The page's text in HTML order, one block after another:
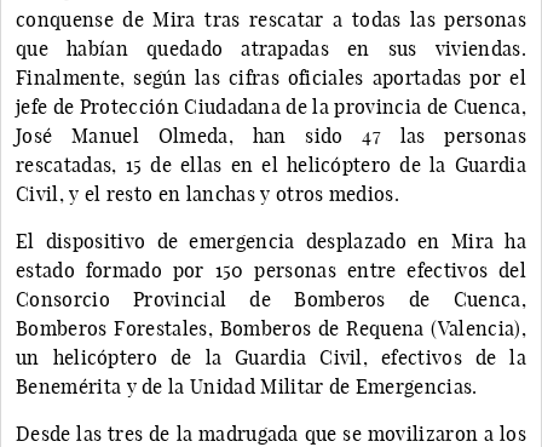
conquense de Mira tras rescatar a todas las personas
que habían quedado atrapadas en sus viviendas.
Finalmente, según las cifras oficiales aportadas por el
jefe de Protección Ciudadana de la provincia de Cuenca,
José Manuel Olmeda, han sido 47 las personas
rescatadas, 15 de ellas en el helicóptero de la Guardia
Civil, y el resto en lanchas y otros medios.
El dispositivo de emergencia desplazado en Mira ha
estado formado por 150 personas entre efectivos del
Consorcio Provincial de Bomberos de Cuenca,
Bomberos Forestales, Bomberos de Requena (Valencia),
un helicóptero de la Guardia Civil, efectivos de la
Benemérita y de la Unidad Militar de Emergencias.
Desde las tres de la madrugada que se movilizaron a los